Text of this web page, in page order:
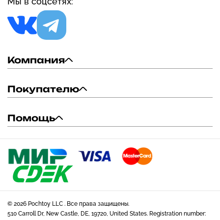
Компания
Покупателю
Помощь
© 2026 Pochtoy LLC . Все права защищены.
510 Carroll Dr, New Castle, DE, 19720, United States. Registration number: